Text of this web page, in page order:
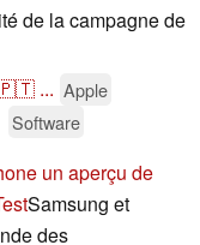
de la campagne de
... Apple
Software
un aperçu de
Samsung et
des